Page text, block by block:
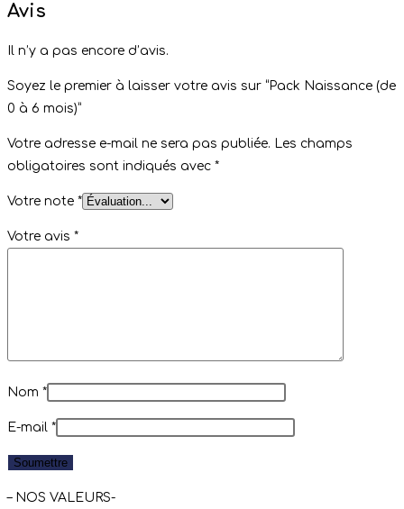
Avis
Il n’y a pas encore d’avis.
Soyez le premier à laisser votre avis sur “Pack Naissance (de
0 à 6 mois)”
Votre adresse e-mail ne sera pas publiée. Les champs
obligatoires sont indiqués avec *
Votre note *
Votre avis *
Nom *
E-mail *
– NOS VALEURS-